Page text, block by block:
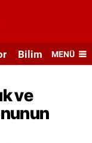
Bilim veMENÜ
ve